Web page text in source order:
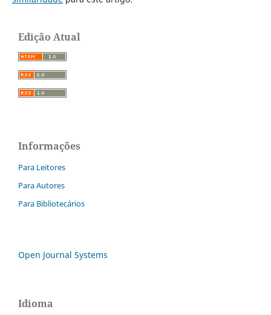
Edição Atual
Informações
Para Leitores
Para Autores
Para Bibliotecários
Open Journal Systems
Idioma